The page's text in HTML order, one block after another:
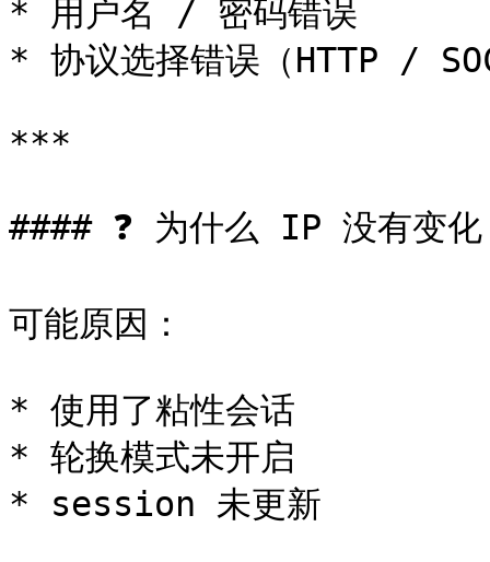
* 用户名 / 密码错误
* 协议选择错误（HTTP /
***
#### ❓ 为什么 IP 没有变化
可能原因：
* 使用了粘性会话
* 轮换模式未开启
* session 未更新